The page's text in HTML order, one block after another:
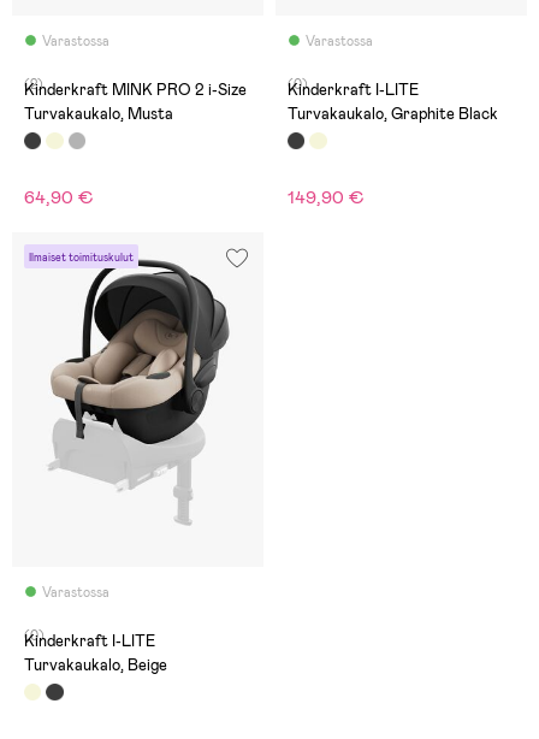
Varastossa
(2)
Kinderkraft MINK PRO 2 i-Size
Turvakaukalo, Musta
64,90 €
Varastossa
(0)
Kinderkraft I-LITE
Turvakaukalo, Graphite Black
149,90 €
Ilmaiset toimituskulut
Varastossa
(0)
Kinderkraft I-LITE
Turvakaukalo, Beige